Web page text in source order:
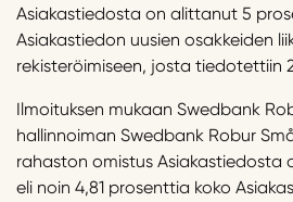
Asiakastiedosta on alittanut 5
Asiakastiedon uusien osakkeiden
rekisteröimiseen, josta tiedotettiin
Ilmoituksen mukaan Swedbank
hallinnoiman Swedbank Robur
rahaston omistus Asiakastiedosta
eli noin 4,81 prosenttia koko